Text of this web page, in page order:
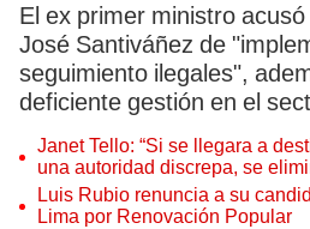
El ex primer ministro
José Santiváñez de
seguimiento ilegales",
deficiente gestión en el
Janet Tello: “Si se llegara a
una autoridad discrepa, se
judicial”
Luis Rubio renuncia a su
Lima por Renovación Popular